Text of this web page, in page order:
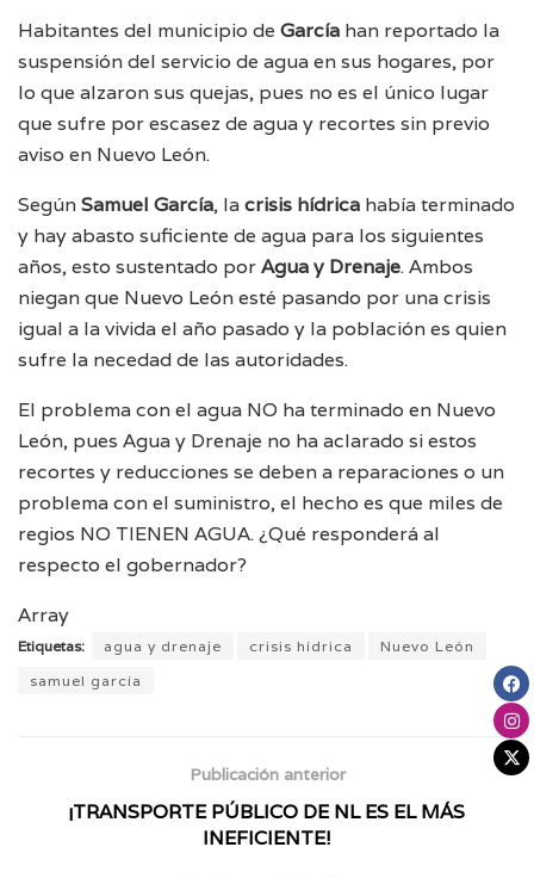
Habitantes del municipio de García han reportado la
suspensión del servicio de agua en sus hogares, por
lo que alzaron sus quejas, pues no es el único lugar
que sufre por escasez de agua y recortes sin previo
aviso en Nuevo León.
SegúnSamuel García, lacrisis hídrica había terminado
y hay abasto suficiente de agua para los siguientes
años, esto sustentado porAgua y Drenaje. Ambos
niegan que Nuevo León esté pasando por una crisis
igual a la vivida el año pasado y la población es quien
sufre la necedad de las autoridades.
El problema con el agua NO ha terminado en Nuevo
León, pues Agua y Drenaje no ha aclarado si estos
recortes y reducciones se deben a reparaciones o un
problema con el suministro, el hecho es que miles de
regios NO TIENEN AGUA. ¿Qué responderá al
respecto el gobernador?
Array
Etiquetas: agua y drenaje crisis hídrica
Nuevo León
samuel garcía
Publicación anterior
¡TRANSPORTE PÚBLICO DE NL ES EL MÁS
INEFICIENTE!